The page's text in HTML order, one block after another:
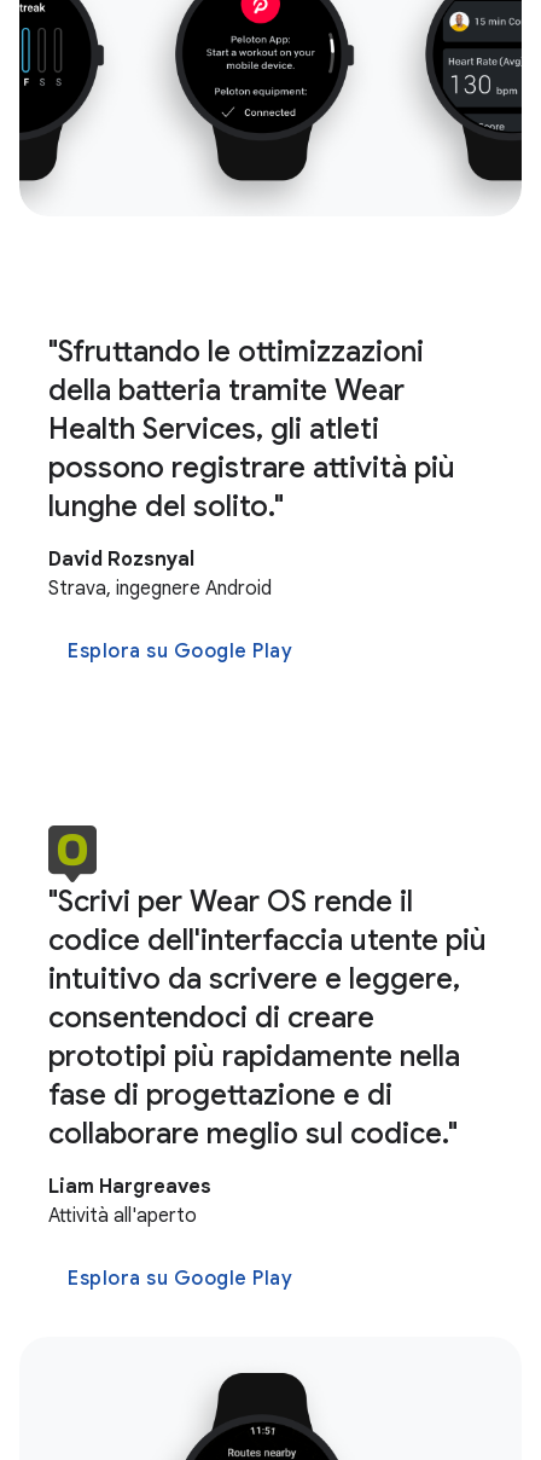
"Sfruttando le ottimizzazioni
della batteria tramite Wear
Health Services, gli atleti
possono registrare attività più
lunghe del solito."
David Rozsnyal
Strava, ingegnere Android
Esplora su Google Play
"Scrivi per Wear OS rende il
codice dell'interfaccia utente più
intuitivo da scrivere e leggere,
consentendoci di creare
prototipi più rapidamente nella
fase di progettazione e di
collaborare meglio sul codice."
Liam Hargreaves
Attività all'aperto
Esplora su Google Play